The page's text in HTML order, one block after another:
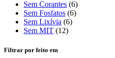
Sem Corantes (6)
Sem Fosfatos (6)
Sem Lixívia (6)
Sem MIT (12)
Filtrar por feito em